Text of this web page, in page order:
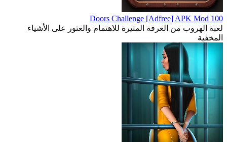
100 Doors Challenge [Adfree] APK Mod
لعبة الهروب من الغرفة المثيرة للاهتمام والعثور على الأشياء
المخفية